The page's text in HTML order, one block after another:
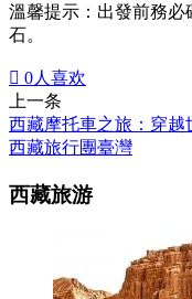
溫馨提示：出發前務
石。
 0人喜欢
上一条
西藏摩托車之旅：穿越
西藏旅行團臺灣
西藏旅游